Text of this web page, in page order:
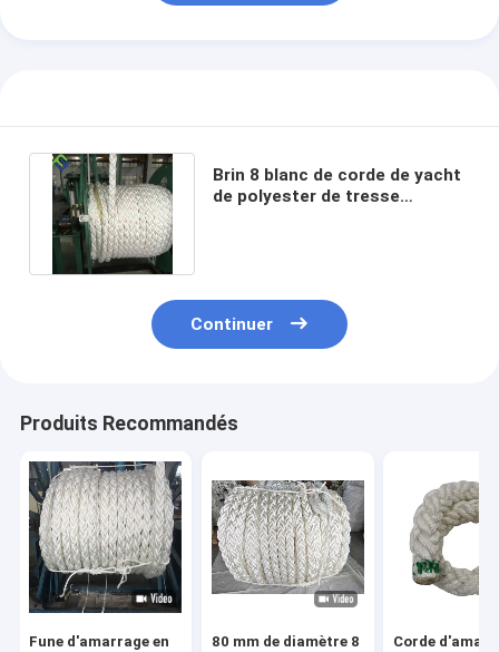
Brin 8 blanc de corde de yacht
de polyester de tresse
Continuer
Produits Recommandés
Fune d'amarrage en
80 mm de diamètre 8
Corde